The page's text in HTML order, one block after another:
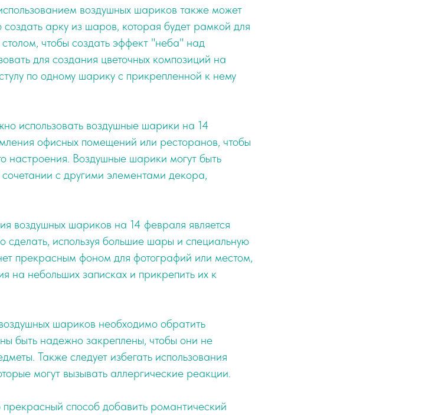
воздушных шариков также может
арку из шаров, которая будет рамкой для
чтобы создать эффект "неба" над
для создания цветочных композиций на
по одному шарику с прикрепленной к нему
использовать воздушные шарики на 14
офисных помещений или ресторанов, чтобы
настроения. Воздушные шарики могут быть
с другими элементами декора,
воздушных шариков на 14 февраля является
используя большие шары и специальную
прекрасным фоном для фотографий или местом,
на небольших записках и прикрепить их к
шариков необходимо обратить
быть надежно закреплены, чтобы они не
Также следует избегать использования
могут вызывать аллергические реакции.
способ добавить романтический